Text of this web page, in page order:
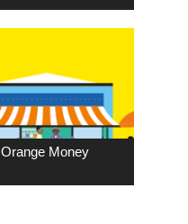
Orange Money